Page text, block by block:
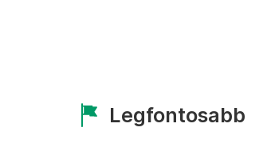
Legfontosabb